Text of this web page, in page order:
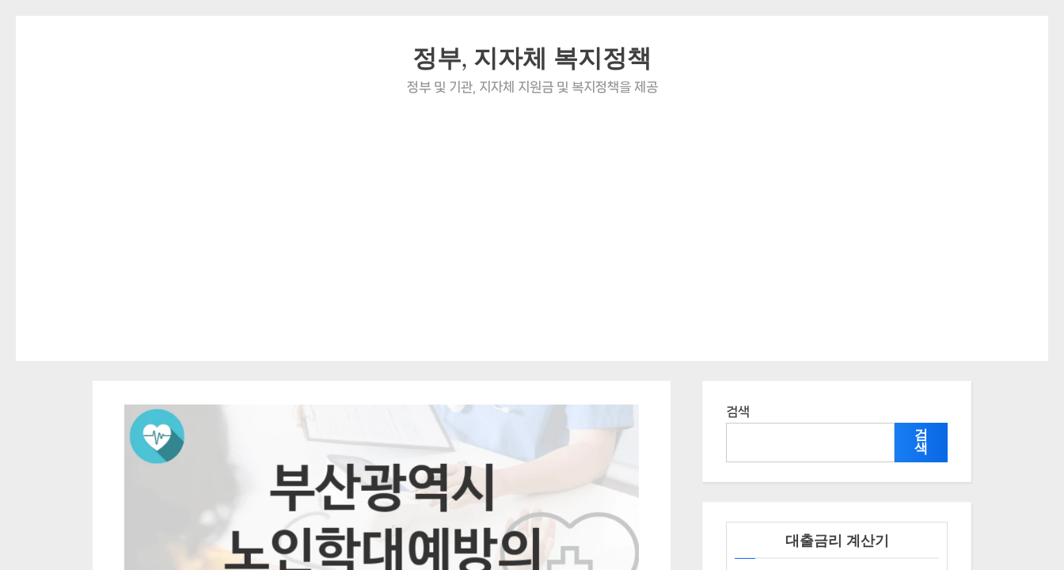
정부, 지자체 복지정책
정부 및 기관, 지자체 지원금 및 복지정책을 제공
검색
검
색
대출금리 계산기